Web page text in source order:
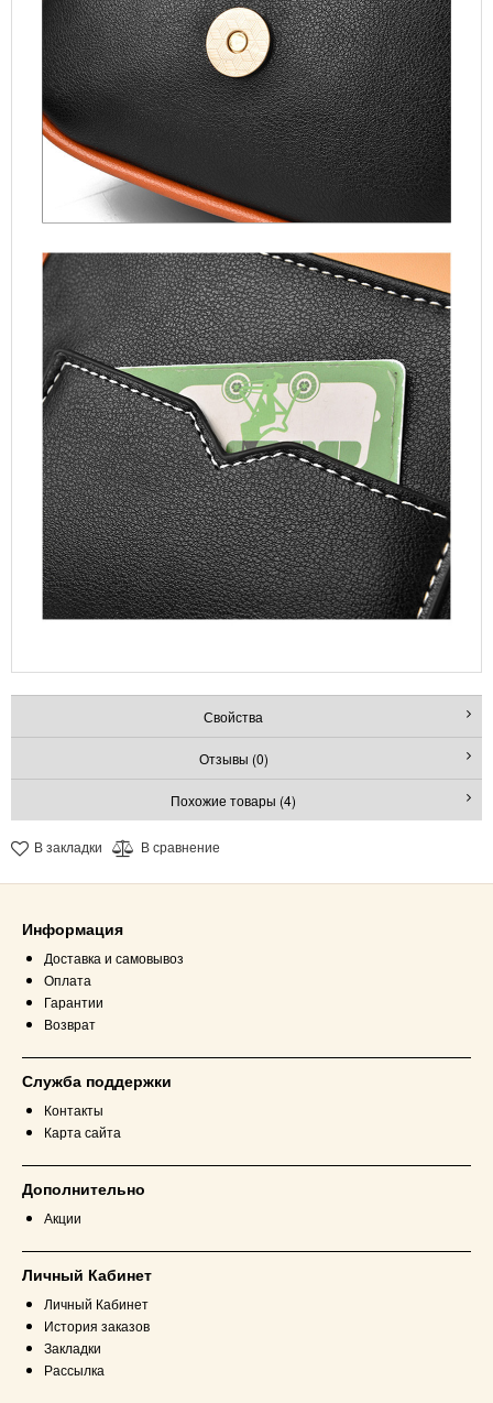
Свойства
Отзывы (0)
Похожие товары (4)
В закладки В сравнение
Информация
Доставка и самовывоз
Оплата
Гарантии
Возврат
Служба поддержки
Контакты
Карта сайта
Дополнительно
Акции
Личный Кабинет
Личный Кабинет
История заказов
Закладки
Рассылка